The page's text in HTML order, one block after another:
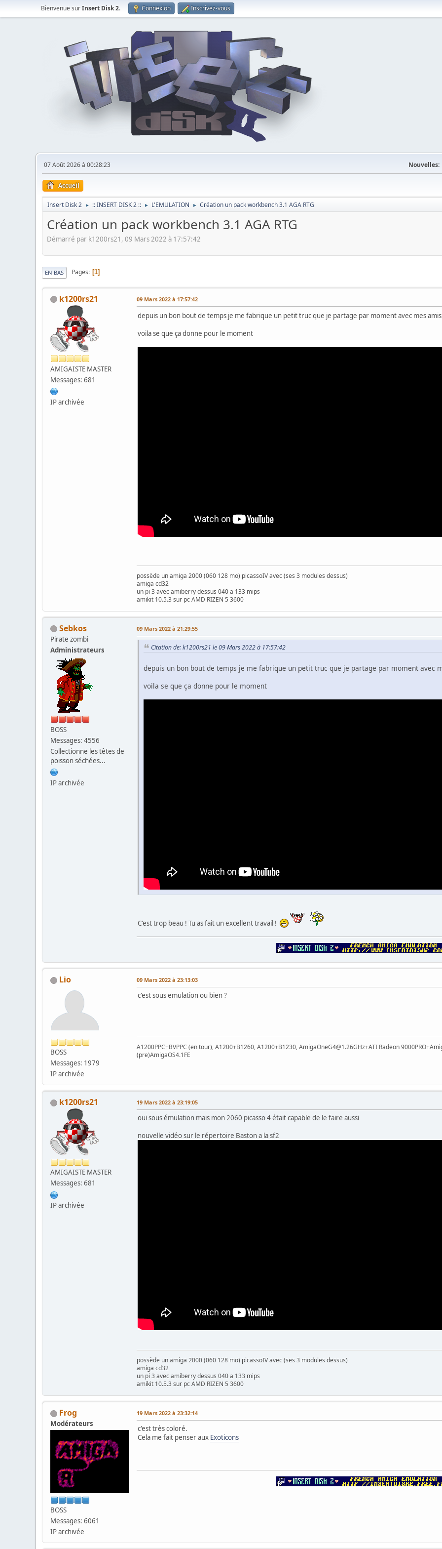
Bienvenue surInsert Disk 2. Connexion Inscrivez-vous
07 Août 2026 à 00:28:23 Nouvelles:
Accueil
Insert Disk 2 ► :: INSERT DISK 2 :: ► L'EMULATION ► Création un pack workbench 3.1 AGA RTG
Création un pack workbench 3.1 AGA RTG
Démarré par k1200rs21, 09 Mars 2022 à 17:57:42
EN BAS Pages 1
k1200rs21
AMIGAISTE MASTER
Messages: 681
IP archivée
09 Mars 2022 à 17:57:42
depuis un bon bout de temps je me fabrique un petit truc que je partage par moment avec mes
voila se que ça donne pour le moment
possède un amiga 2000 (060 128 mo) picassoIV avec (ses 3 modules dessus)
amiga cd32
un pi 3 avec amiberry dessus 040 a 133 mips
amikit 10.5.3 sur pc AMD RIZEN 5 3600
Sebkos
Pirate zombi
Administrateurs
BOSS
Messages: 4556
Collectionne les têtes de
poisson séchées...
IP archivée
09 Mars 2022 à 21:29:55
Citation de: k1200rs21 le 09 Mars 2022 à 17:57:42
depuis un bon bout de temps je me fabrique un petit truc que je partage par moment avec
voila se que ça donne pour le moment
C'est trop beau ! Tu as fait un excellent travail !
Lio
BOSS
Messages: 1979
IP archivée
09 Mars 2022 à 23:13:03
c'est sous emulation ou bien ?
A1200PPC+BVPPC (en tour), A1200+B1260, A1200+B1230, AmigaOneG4@1.26GHz+ATI Radeon
(pre)AmigaOS4.1FE
k1200rs21
AMIGAISTE MASTER
Messages: 681
IP archivée
19 Mars 2022 à 23:19:05
oui sous émulation mais mon 2060 picasso 4 était capable de le faire aussi
nouvelle vidéo sur le répertoire Baston a la sf2
possède un amiga 2000 (060 128 mo) picassoIV avec (ses 3 modules dessus)
amiga cd32
un pi 3 avec amiberry dessus 040 a 133 mips
amikit 10.5.3 sur pc AMD RIZEN 5 3600
Frog
Modérateurs
BOSS
Messages: 6061
IP archivée
19 Mars 2022 à 23:32:14
c'est très coloré.
Cela me fait penser aux Exoticons